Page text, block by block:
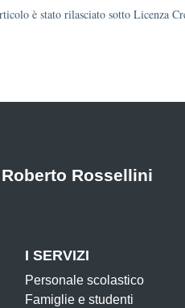
è stato rilasciato sotto Licenza
Rossellini
I SERVIZI
Personale scolastico
Famiglie e studenti